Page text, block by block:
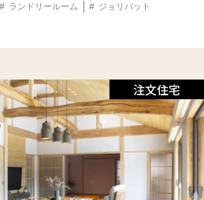
ランドリールーム
ジョリパット
注文住宅